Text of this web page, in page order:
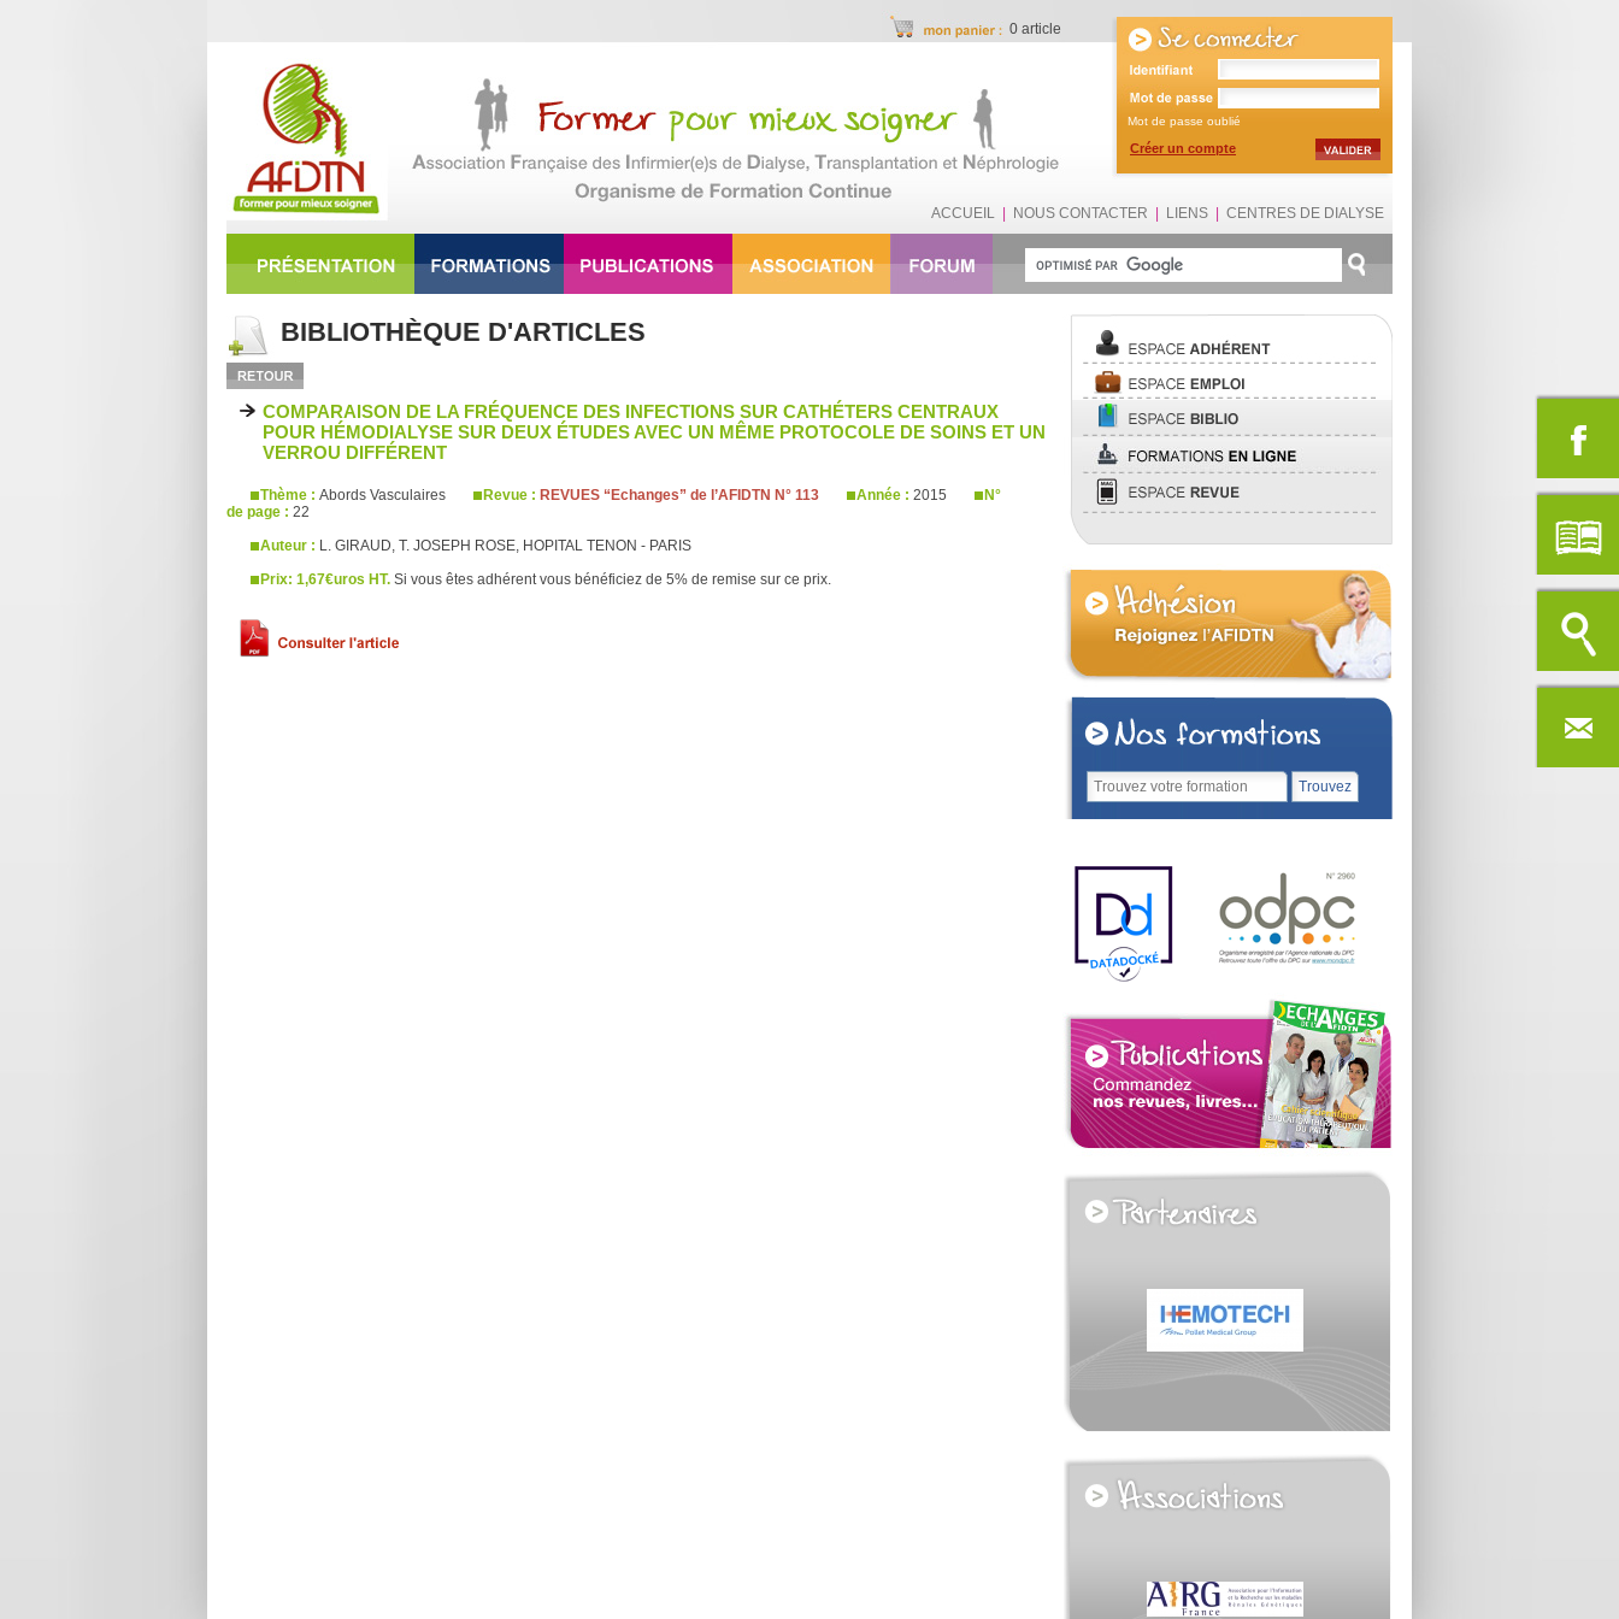
0 article
Mot de passe oublié
Créer un compte
ACCUEIL NOUS CONTACTER LIENS CENTRES DE DIALYSE
BIBLIOTHÈQUE D'ARTICLES
COMPARAISON DE LA FRÉQUENCE DES INFECTIONS SUR CATHÉTERS CENTRAUX
POUR HÉMODIALYSE SUR DEUX ÉTUDES AVEC UN MÊME PROTOCOLE DE SOINS ET UN
VERROU DIFFÉRENT
Thème : Abords Vasculaires Revue : REVUES “Echanges” de l’AFIDTN N° 113 Année : 2015
N°
de page : 22
Auteur : L. GIRAUD, T. JOSEPH ROSE, HOPITAL TENON - PARIS
Prix: 1,67€uros HT. Si vous êtes adhérent vous bénéficiez de 5% de remise sur ce prix.